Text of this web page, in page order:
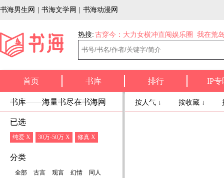
书海男生网 书海文学网 书海动漫网
热搜: 古穿今：大力女横冲直闯娱乐圈 我在荒
首页 书库 排行 IP专
书库——海量书尽在书海网
已选
纯爱 X 30万-50万 X 修真 X
分类
全部 古言 现言 幻情 同人
按人气 ↓ 按收藏 ↓